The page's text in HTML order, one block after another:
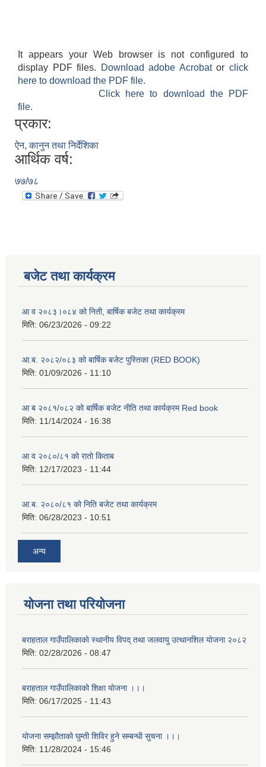
It appears your Web browser is not configured to
display PDF files.
Download adobe Acrobatorclick
here to download the PDF file.
Click here to download the PDF
file.
प्रकार:
ऐन, कानुन तथा निर्देशिका
आर्थिक वर्ष:
७७/७८
बजेट तथा कार्यक्रम
आ व २०८३।०८४ को निती, बार्षिक बजेट तथा कार्यक्रम
मिति: 06/23/2026 - 09:22
आ.ब. २०८२/०८३ को बार्षिक बजेट पुस्तिका (RED BOOK)
मिति: 01/09/2026 - 11:10
आ ब २०८१/०८२ को बार्षिक बजेट नीति तथा कार्यक्रम Red book
मिति: 11/14/2024 - 16:38
आ व २०८०/८१ को रातो किताब
मिति: 12/17/2023 - 11:44
आ.ब. २०८०/८१ को निति बजेट तथा कार्यक्रम
मिति: 06/28/2023 - 10:51
अन्य
योजना तथा परियोजना
बराहताल गाउँपालिकाकाे स्थानीय विपद् तथा जलवायु उत्थानशिल याेजना २०८२
मिति: 02/28/2026 - 08:47
बराहताल गाउँपालिकाको शिक्षा योजना ।।।
मिति: 06/17/2025 - 11:43
योजना सम्झौताको घुम्ती शिविर हुने सम्बन्धी सुचना ।।।
मिति: 11/28/2024 - 15:46